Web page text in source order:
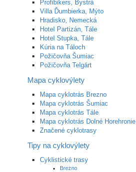
Profibikers, Bystrá
Villa Ďumbierka, Mýto
Hradisko, Nemecká
Hotel Partizán, Tále
Hotel Stupka, Tále
Kúria na Táloch
Požičovňa Šumiac
Požičovňa Telgárt
Mapa cyklovýlety
Mapa cyklotrás Brezno
Mapa cyklotrás Šumiac
Mapa cyklotrás Tále
Mapa cyklotrás Dolné Horehronie
Značené cyklotrasy
Tipy na cyklovýlety
Cyklistické trasy
Brezno